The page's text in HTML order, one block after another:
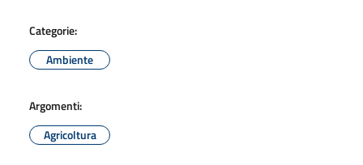
Categorie:
Ambiente
Argomenti:
Agricoltura